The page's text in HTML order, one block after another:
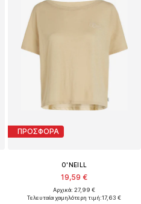
ΠΡΟΣΦΟΡΑ
O'NEILL
19,59 €
Αρχικά: 27,99 €
Τελευταία χαμηλότερη τιμή:17,63 €